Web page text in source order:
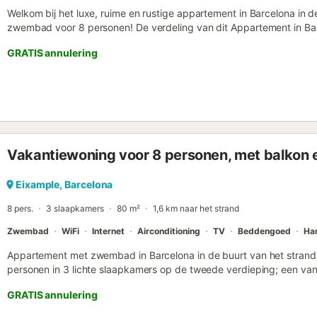
Welkom bij het luxe, ruime en rustige appartement in Barcelona in
zwembad voor 8 personen! De verdeling van dit Appartement in
verdiepingen van een nieuw gebouw dat uitgebreide
zwembad op de vijfde verdieping en een lift voor meer comfort.
mooi en ruim, verdeeld in verschillende kamers waaronder een
een keuken die toegankelijk is vanuit een moderne en praktische
comfortabele tweepersoons slaapbank, ideaal voor twee extra
toegang tot een klein terras met tafel en stoelen, en zijn uitgerust
vaatwasser, magnetron, koffiezetapparaat, elektrisch fornuis,
verwarming, wasmachine...
GRATIS annulering
Vakantiewoning voor 8 personen, met balkon
Eixample, Barcelona
8 pers. 3 slaapkamers 80 m² 1,6 km naar het strand
Zwembad WiFi Internet Airconditioning TV Beddengoed
Appartement met zwembad in Barcelona in de buurt van het
personen in 3 lichte slaapkamers op de tweede verdieping; een
is nog een complete badkamer met een douche. Beide badkamers
die klaarliggen bij aankomst, evenals beddengoed. Op de eerste
GRATIS annulering